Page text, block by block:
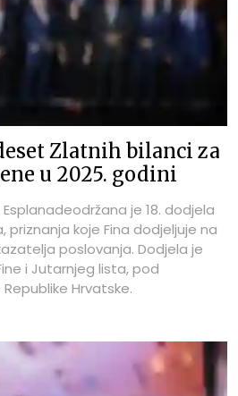
Zlatnih bilanci za
u 2025. godini
je 18. dodjela
koje Fina dodjeljuje na
poslovanja. Dodjela je
i Jutarnjeg lista, pod
Hrvatske.